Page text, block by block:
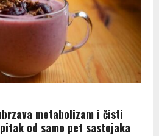
metabolizam i čisti
od samo pet sastojaka